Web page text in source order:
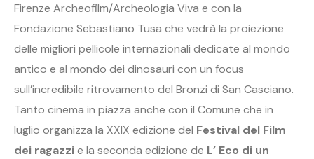
Firenze Archeofilm/Archeologia Viva e con la
Fondazione Sebastiano Tusa che vedrà la proiezione
delle migliori pellicole internazionali dedicate al mondo
antico e al mondo dei dinosauri con un focus
sull’incredibile ritrovamento del Bronzi di San Casciano.
Tanto cinema in piazza anche con il Comune che in
luglio organizza la XXIX edizione del Festival del Film
dei ragazzie la seconda edizione de L’ Eco di un